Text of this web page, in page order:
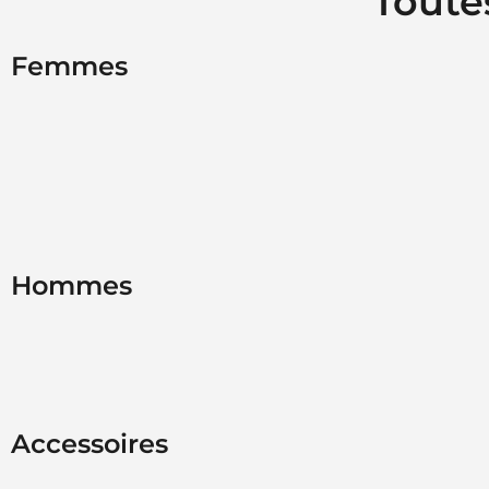
Femmes
Hommes
Accessoires